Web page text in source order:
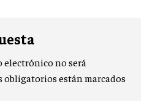
electrónico no será
obligatorios están marcados